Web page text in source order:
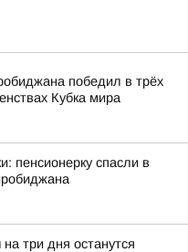
победил в трёх
Кубка мира
пенсионерку спасли в
три дня останутся